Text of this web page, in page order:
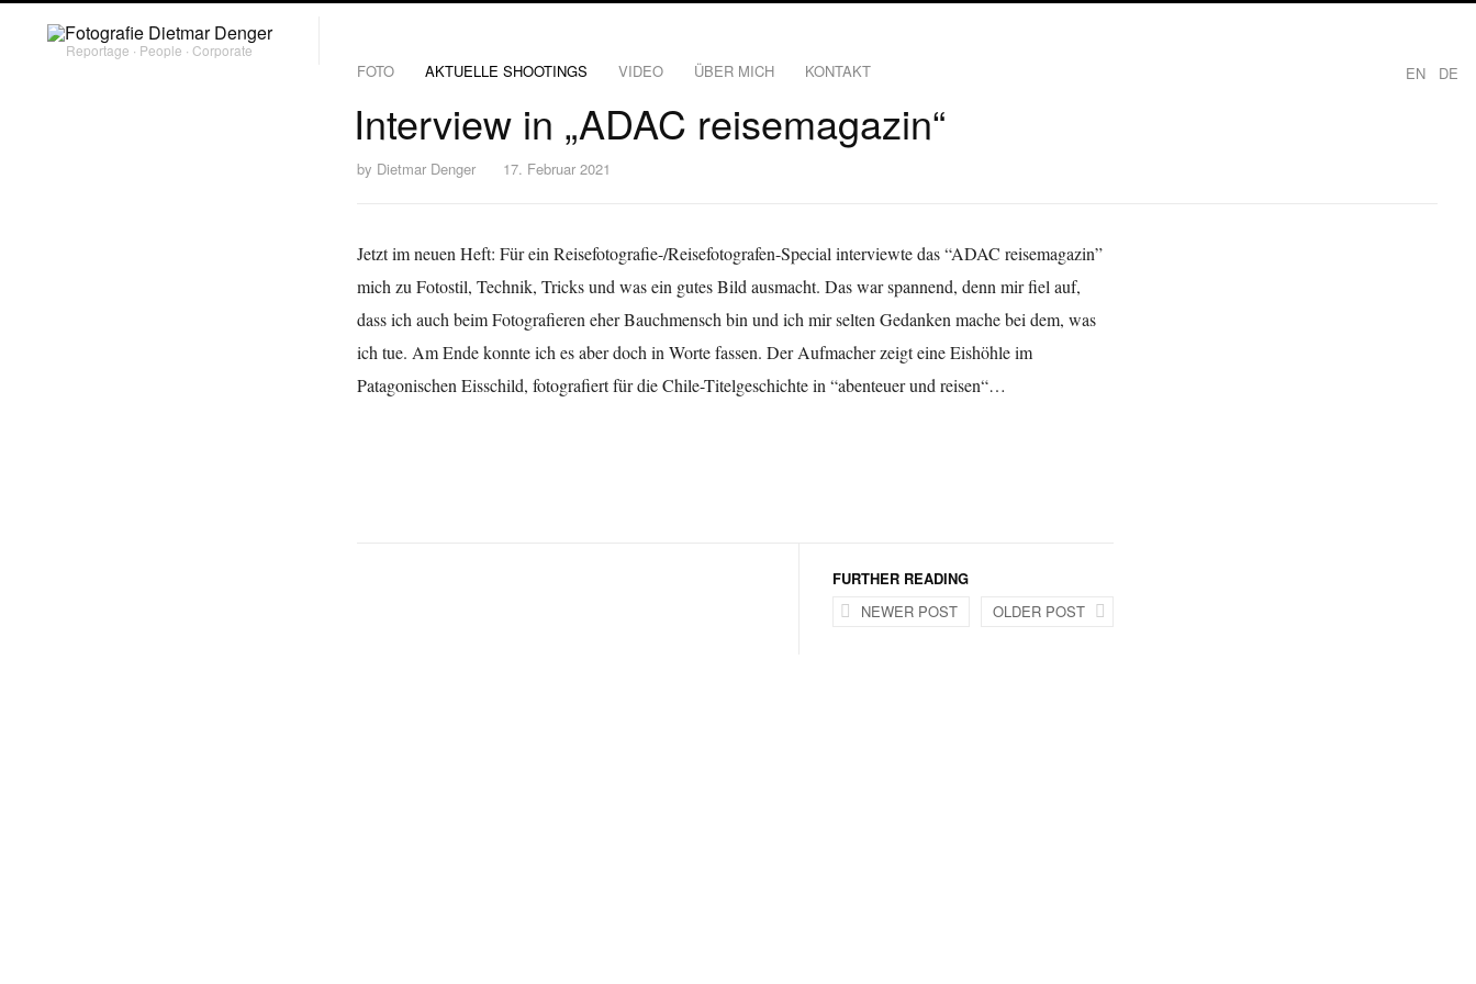
Reportage ∙ People ∙ Corporate
DE
EN
FOTO AKTUELLE SHOOTINGS VIDEO ÜBER MICH KONTAKT
Interview in „ADAC reisemagazin“
by Dietmar Denger 17. Februar 2021
Jetzt im neuen Heft: Für ein Reisefotografie-/Reisefotografen-Special interviewte das “ADAC reisemagazin”
mich zu Fotostil, Technik, Tricks und was ein gutes Bild ausmacht. Das war spannend, denn mir fiel auf,
dass ich auch beim Fotografieren eher Bauchmensch bin und ich mir selten Gedanken mache bei dem, was
ich tue. Am Ende konnte ich es aber doch in Worte fassen. Der Aufmacher zeigt eine Eishöhle im
Patagonischen Eisschild, fotografiert für die Chile-Titelgeschichte in “abenteuer und reisen“…
FURTHER READING
OLDER POST
NEWER POST